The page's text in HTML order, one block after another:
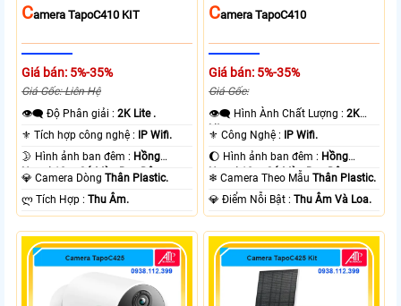
CAmera TapoC410 KIT
Giá bán: 5%-35%
Giá Gốc: Liên Hệ
👁️‍🗨 Độ Phân giải :2K Lite .
⚜️ Tích hợp công nghệ : IP Wifi.
🌛 Hình ảnh ban đêm : Hồng
Ngoại 10m Có Màu Ban Ðêm.
💎 Camera DòngThân Plastic.
️ლ Tích Hợp :Thu Âm.
CAmera TapoC410
Giá bán: 5%-35%
Giá Gốc:
👁️‍🗨 Hình Ành Chất Lượng :2K
Lite .
⚜️ Công Nghệ : IP Wifi.
🌔 Hình ảnh ban đêm : Hồng
Ngoại 10m Có Màu Ban Ðêm.
❄ Camera Theo MẫuThân Plastic.
️💎 Điểm Nỗi Bật :Thu Âm Và Loa.